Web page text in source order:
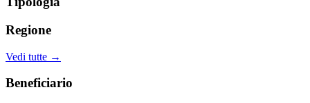
Regione
Vedi tutte →
Beneficiario